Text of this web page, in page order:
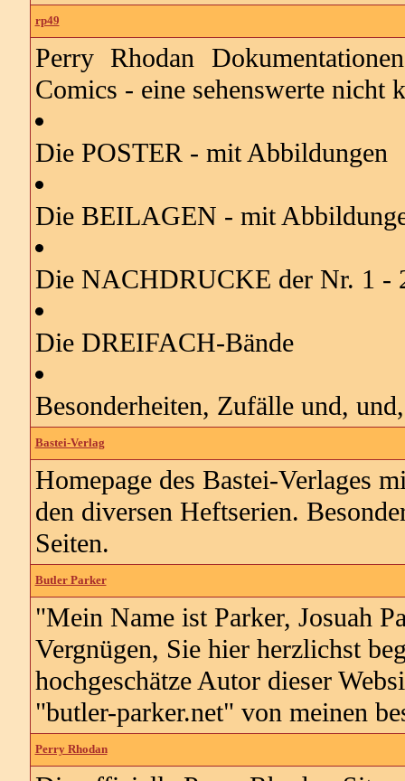
rp49
Perry Rhodan
Comics - eine sehenswerte nicht
Die POSTER - mit Abbildungen
Die BEILAGEN - mit
Die NACHDRUCKE der Nr. 1 -
Die DREIFACH-Bände
Besonderheiten, Zufälle und,
Bastei-Verlag
Homepage des Bastei-Verlages
den diversen Heftserien.
Seiten.
Butler Parker
"Mein Name ist Parker, Josuah
Vergnügen, Sie hier herzlichst
hochgeschätze Autor dieser
"butler-parker.net" von meinen
Perry Rhodan